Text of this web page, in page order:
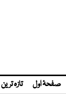
صفحۂ اول تازہ ترین